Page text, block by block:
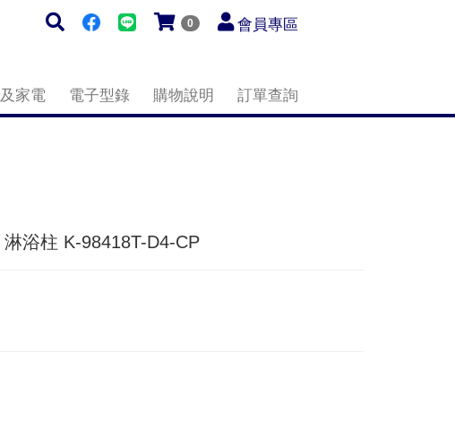
0 會員專區
家電 電子型錄 購物說明 訂單查詢
浴柱 K-98418T-D4-CP